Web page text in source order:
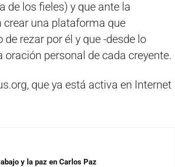
de los fieles) y que ante la
una plataforma que
rezar por él y que -desde lo
personal de cada creyente.
que ya está activa en Internet
y la paz en Carlos Paz